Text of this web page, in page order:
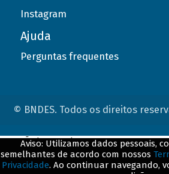
Instagram
Ajuda
Perguntas frequentes
© BNDES. Todos os direitos
Aviso: Utilizamos dados pessoais,
semelhantes de acordo com nossos
Privacidade. Ao continuar navegando,
ConteÃºdo complementar
${title}${badge}